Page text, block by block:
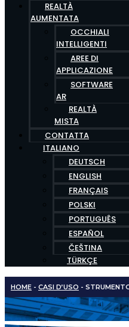
REALTÀ
AUMENTATA
OCCHIALI
INTELLIGENTI
AREE DI
APPLICAZIONE
SOFTWARE
AR
REALTÀ
MISTA
CONTATTA
ITALIANO
DEUTSCH
ENGLISH
FRANÇAIS
POLSKI
PORTUGUÊS
ESPAÑOL
ČEŠTINA
TÜRKÇE
HOME - CASI D’USO -